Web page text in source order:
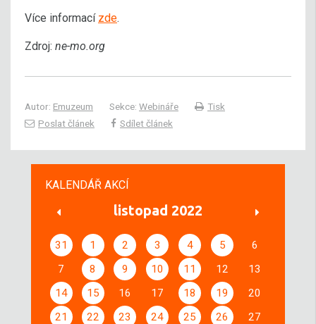
Více informací zde.
Zdroj: ne-mo.org
Autor: Emuzeum Sekce: Webináře
Tisk
Poslat článek
Sdílet článek
KALENDÁŘ AKCÍ
listopad 2022
31 1 2 3 4 5
6
7
8 9 10 11 12
13
14
15 16 17 18 19
20
21
22 23 24 25 26
27